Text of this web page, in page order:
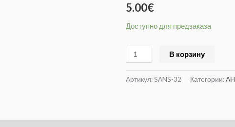
5.00€
Доступно для предзаказа
В корзину
Артикул:SANS-32 Категории: